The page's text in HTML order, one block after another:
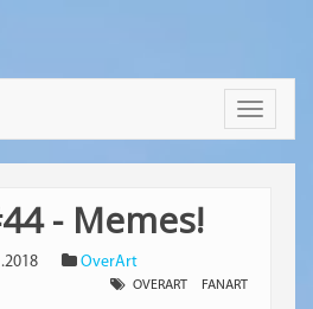
Toggle
- Memes!
OverArt
OVERART FANART